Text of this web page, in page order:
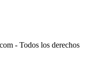
- Todos los derechos